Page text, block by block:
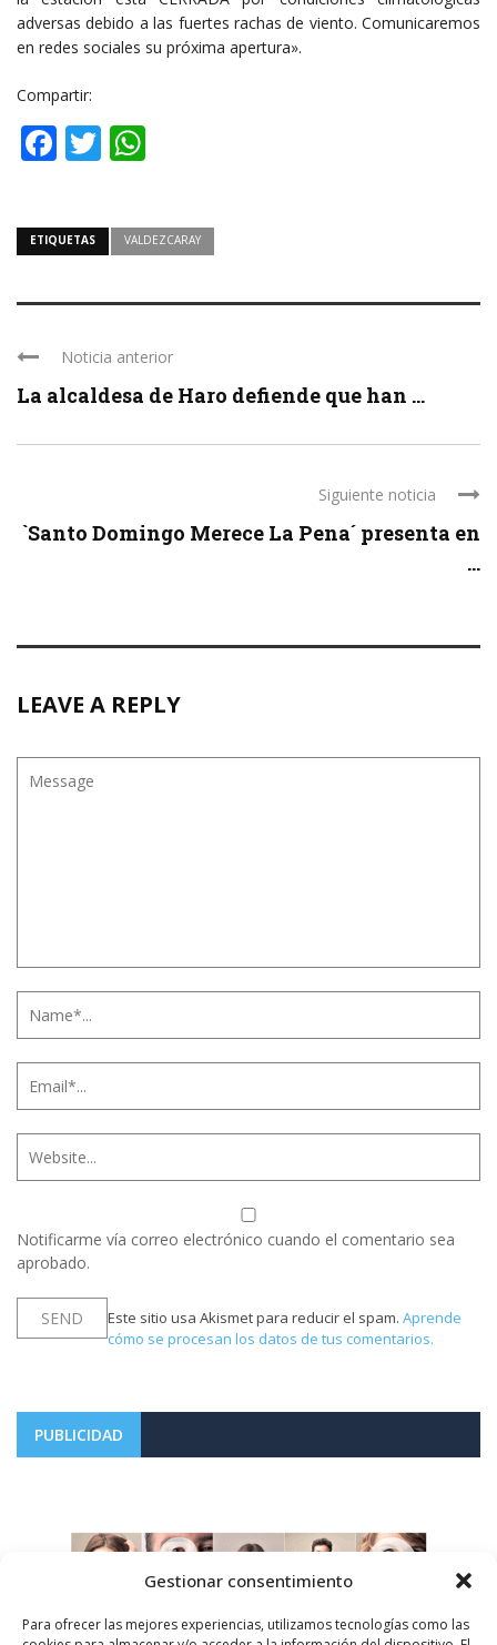
Gestionar consentimiento
Para ofrecer las mejores experiencias, utilizamos tecnologías como las
adversas debido a las fuertes rachas de viento. Comunicaremos
en redes sociales su próxima apertura».
Compartir:
Facebook
Twitter
ETIQUETAS VALDEZCARAY
Noticia anterior
La alcaldesa de Haro defiende que han ...
Siguiente noticia
`Santo Domingo Merece La Pena´ presenta en
...
LEAVE A REPLY
Notificarme vía correo electrónico cuando el comentario sea
aprobado.
Este sitio usa Akismet para reducir el spam. Aprende
cómo se procesan los datos de tus comentarios.
PUBLICIDAD